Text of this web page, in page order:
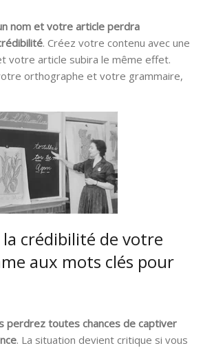
nom et votre article perdra
. Créez votre contenu avec une
votre article subira le même effet.
orthographe et votre grammaire,
la crédibilité de votre
aux mots clés pour
perdrez toutes chances de captiver
. La situation devient critique si vous